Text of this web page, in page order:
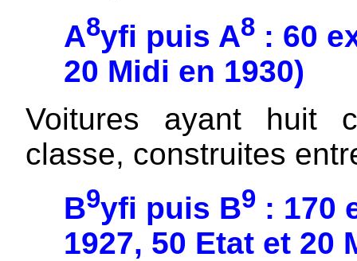
A8yfi puis A8 : 60
20 Midi en 1930)
Voitures ayant huit
classe, construites
B9yfi puis B9 : 170
1927, 50 Etat et 20